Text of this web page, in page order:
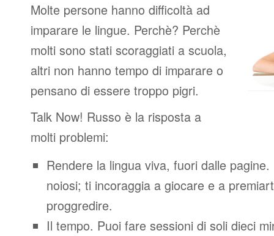
Molte persone hanno difficoltà ad
imparare le lingue. Perchè? Perchè
molti sono stati scoraggiati a scuola,
altri non hanno tempo di imparare o
pensano di essere troppo pigri.
Talk Now! Russo è la risposta a
molti problemi:
Rendere la lingua viva, fuori dalle
noiosi; ti incoraggia a giocare e a
proggredire.
Il tempo. Puoi fare sessioni di soli dieci